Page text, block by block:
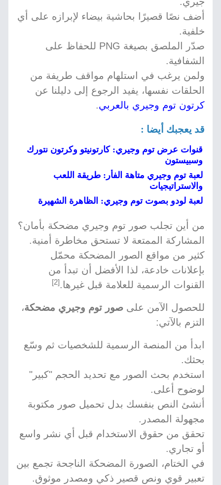
أضف نصًا قصيرًا بحاشية بيضاء لإبرازه على أي
خلفية.
صدّر الملصق بصيغة PNG للحفاظ على
الشفافية.
ولمن يرغب في استلهام مواقف طريفة من
الحلقات نفسها، يفيد الرجوع إلى دليلنا عن
كرتون توم وجيري بالعربي.
قد يعجبك أيضا :
قنوات عرض توم وجيري: كارتونيتو وكرتون نتورك
وسبيستون
لعبة توم وجيري متاهة الفأر: طريقة اللعب
والاستراتيجيات
لعبة لودو بصوت توم وجيري: الظاهرة الشهيرة
من أين تجلب صور توم وجيري مضحكة بأمان؟
المشاركة الممتعة لا تستحق مخاطرة أمنية.
كثير من مواقع الصور المضحكة محمّل
بإعلانات خادعة، لذا الأفضل أن تبدأ من
القنوات الرسمية للعلامة قبل غيرها.[2]
للحصول الآمن على صور توم وجيري مضحكة،
التزم بالآتي:
ابدأ من المنصة الرسمية للشخصيات ثم وسّع
بحثك.
استخدم بحث الصور مع تحديد الحجم "كبير"
لوضوح أعلى.
أنشئ النص بنفسك بدل تحميل صور مكتوبة
مجهولة المصدر.
تحقق من حقوق الاستخدام قبل أي نشر واسع
أو تجاري.
في الختام، الصورة المضحكة الناجحة تجمع بين
تعبير قوي ونص قصير ذكي ومصدر موثوق.